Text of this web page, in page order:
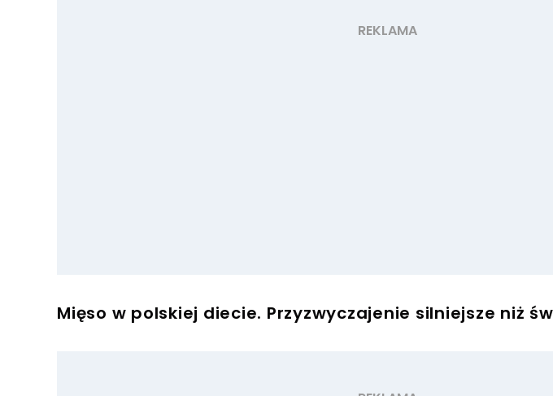
Mięso w polskiej diecie. Przyzwyczajenie silniejsze niż